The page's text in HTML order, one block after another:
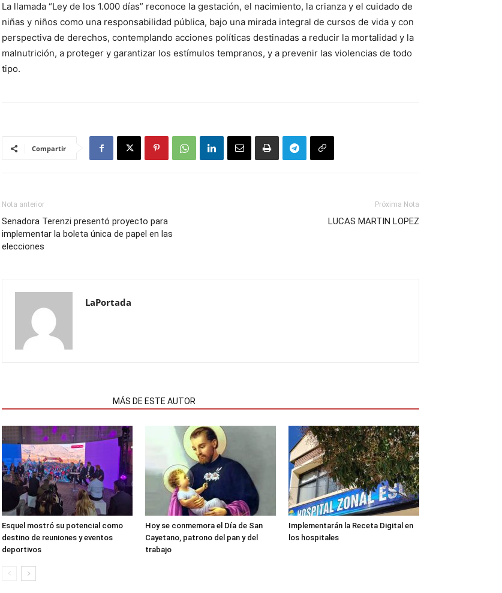
La llamada “Ley de los 1.000 días” reconoce la gestación, el nacimiento, la crianza y el cuidado de
niñas y niños como una responsabilidad pública, bajo una mirada integral de cursos de vida y con
perspectiva de derechos, contemplando acciones políticas destinadas a reducir la mortalidad y la
malnutrición, a proteger y garantizar los estímulos tempranos, y a prevenir las violencias de todo
tipo.
Compartir
Nota anterior
Senadora Terenzi presentó proyecto para
implementar la boleta única de papel en las
elecciones
Próxima Nota
LUCAS MARTIN LOPEZ
LaPortada
MÁS DE ESTE AUTOR
Esquel mostró su potencial como
destino de reuniones y eventos
deportivos
Hoy se conmemora el Día de San
Cayetano, patrono del pan y del
trabajo
Implementarán la Receta Digital en
los hospitales